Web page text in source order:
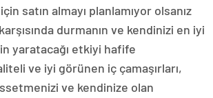
satın almayı planlamıyor olsanız
durmanın ve kendinizi en iyi
yaratacağı etkiyi hafife
ve iyi görünen iç çamaşırları,
ve kendinize olan